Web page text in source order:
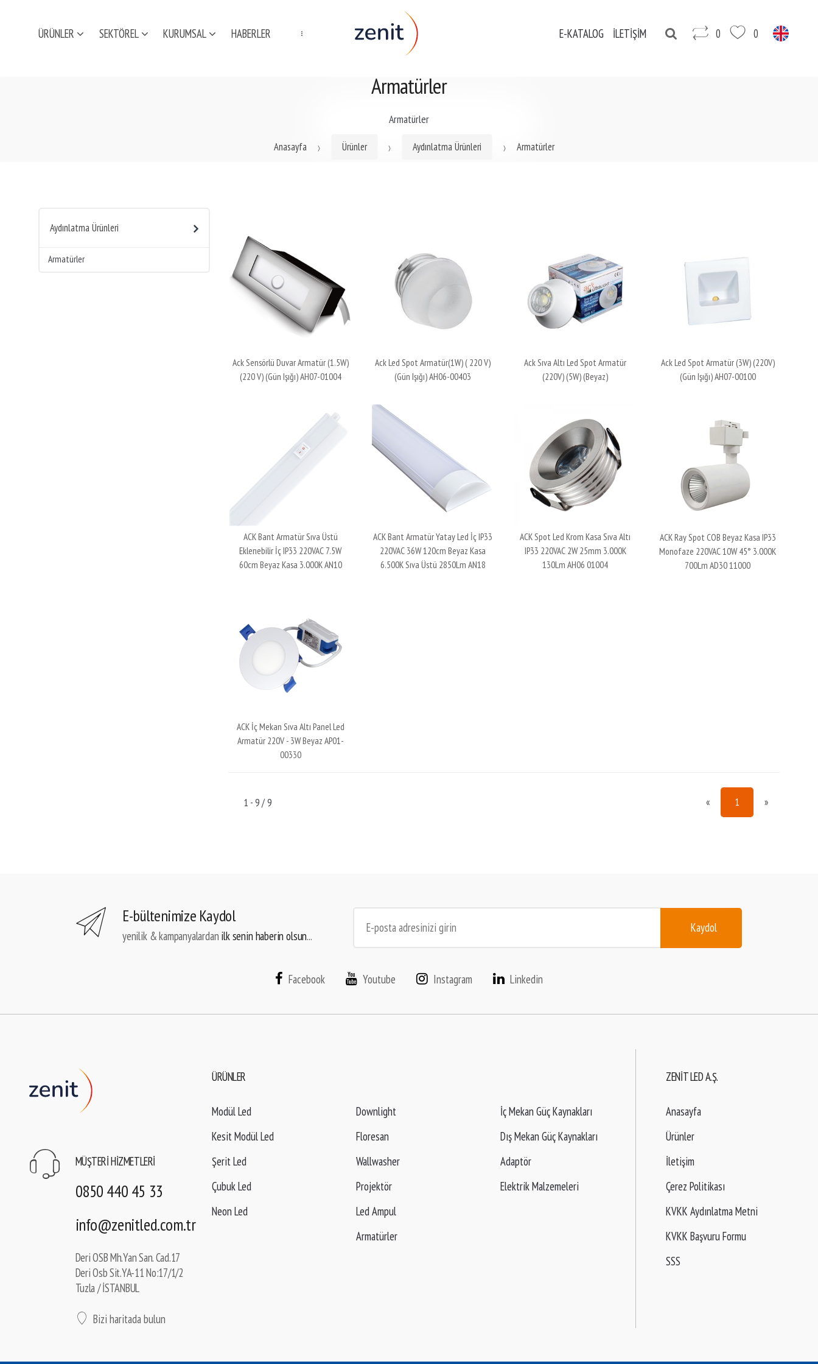
ÜRÜNLER SEKTÖREL KURUMSAL HABERLER ... E-KATALOG İLETİŞİM 0 0
Armatürler
Armatürler
Anasayfa Ürünler Aydınlatma Ürünleri Armatürler
Ack Sensörlü Duvar Armatür (1.5W)
(220 V) (Gün Işığı) AH07-01004
Ack Led Spot Armatür(1W) ( 220 V)
(Gün Işığı) AH06-00403
Ack Sıva Altı Led Spot Armatür
(220V) (5W) (Beyaz)
Ack Led Spot Armatür (3W) (220V)
(Gün Işığı) AH07-00100
ACK Bant Armatür Sıva Üstü
Eklenebilir İç IP33 220VAC 7.5W
60cm Beyaz Kasa 3.000K AN10
ACK Bant Armatür Yatay Led İç IP33
220VAC 36W 120cm Beyaz Kasa
6.500K Sıva Üstü 2850Lm AN18
ACK Spot Led Krom Kasa Sıva Altı
IP33 220VAC 2W 25mm 3.000K
130Lm AH06 01004
ACK Ray Spot COB Beyaz Kasa IP33
Monofaze 220VAC 10W 45° 3.000K
700Lm AD30 11000
ACK İç Mekan Sıva Altı Panel Led
Armatür 220V - 3W Beyaz AP01-
00330
1 - 9 / 9 « 1 »
Aydınlatma Ürünleri
Armatürler
E-bültenimize Kaydol
yenilik & kampanyalardan ilk senin haberin olsun...
Kaydol
Facebook Youtube Instagram Linkedin
MÜŞTERI HIZMETLERI
0850 440 45 33
info@zenitled.com.tr
Deri OSB Mh.Yan San. Cad.17
Deri Osb Sit.YA-11 No:17/1/2
Tuzla / İSTANBUL
Bizi haritada bulun
ÜRÜNLER
Modül Led
Kesit Modül Led
Şerit Led
Çubuk Led
Neon Led
Downlight
Floresan
Wallwasher
Projektör
Led Ampul
Armatürler
İç Mekan Güç Kaynakları
Dış Mekan Güç Kaynakları
Adaptör
Elektrik Malzemeleri
ZENIT LED A.Ş.
Anasayfa
Ürünler
İletişim
Çerez Politikası
KVKK Aydınlatma Metni
KVKK Başvuru Formu
SSS